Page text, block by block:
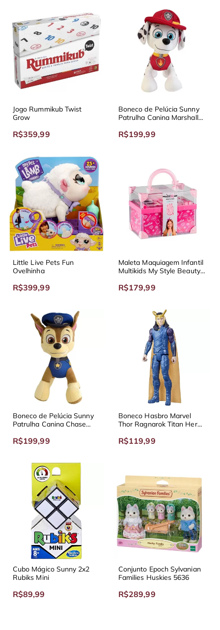
Jogo Rummikub Twist
Grow
R$359,99
Boneco de Pelúcia Sunny
Patrulha Canina Marshall
R$199,99
Little Live Pets Fun
Ovelhinha
R$399,99
Maleta Maquiagem Infantil
Multikids My Style Beauty
R$179,99
Boneco de Pelúcia Sunny
Patrulha Canina Chase
R$199,99
Boneco Hasbro Marvel
Thor Ragnarok Titan Hero
R$119,99
Cubo Mágico Sunny 2x2
Rubiks Mini
R$89,99
Conjunto Epoch Sylvanian
Families Huskies 5636
R$289,99